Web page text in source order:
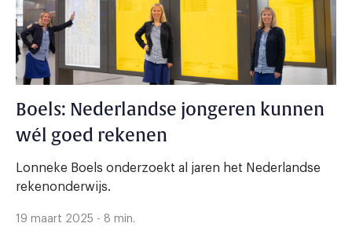
Boels: Nederlandse jongeren kunnen
wél goed rekenen
Lonneke Boels onderzoekt al jaren het Nederlandse
rekenonderwijs.
19 maart 2025 - 8 min.